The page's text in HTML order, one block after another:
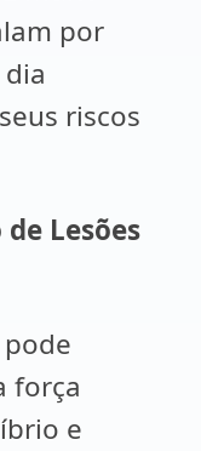
por
riscos
Lesões
força
e